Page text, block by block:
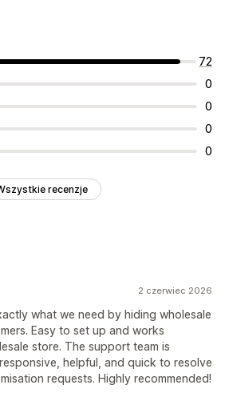
72
0
0
0
0
recenzje
2 czerwiec 2026
what we need by hiding wholesale
Easy to set up and works
store. The support team is
helpful, and quick to resolve
requests. Highly recommended!